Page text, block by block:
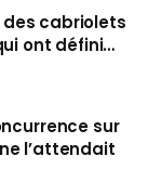
des cabriolets
ont défini
sur
l’attendait